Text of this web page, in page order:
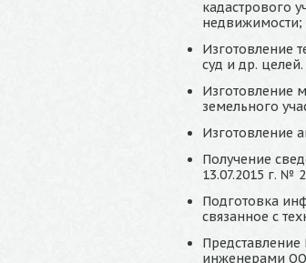
кадастрового
недвижимости;
Изготовление
суд и др. целей.
Изготовление
земельного
Изготовление
Получение
13.07.2015 г. №
Подготовка
связанное с
инженерами